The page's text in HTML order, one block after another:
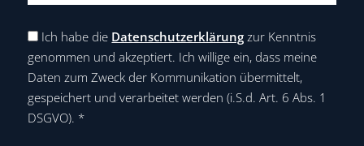
Ich habe die Datenschutzerklärung zur Kenntnis
genommen und akzeptiert. Ich willige ein, dass meine
Daten zum Zweck der Kommunikation übermittelt,
gespeichert und verarbeitet werden (i.S.d. Art. 6 Abs. 1
DSGVO). *